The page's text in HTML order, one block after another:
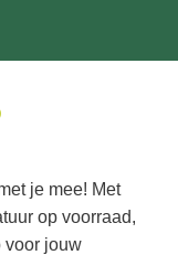
je mee! Met
op voorraad,
voor jouw